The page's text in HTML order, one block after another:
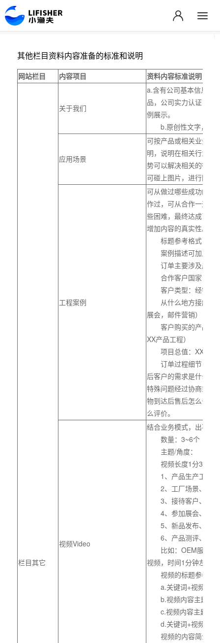
其他栏目资料内容准备的标准和说明
网站栏目 内容项目 资料内容标准说明
栏目其它
关于我们
a.含有公司基本信息，
品，公司实力认证，公
例展示。
b.原创性文字，高
应用场景
可按产品或相关业务应
明，说明在相关行业中
势可以解决相关的行业
可碰上图片，进行图文
工程案例
可从做过哪些成功的案
作过，可从合作一开始
些困难，最终达成了合
增加内容的真实性。
标题参考格式：
案例描述可加入内
订单主要涉及产品
合作客户国家：XX
客户类型：经销商
从什么地方接触到
展会，邮件营销）
客户购买的产品及
XX产品工程）
项目总值：XXX美
订单过程细节：开
后客户的需求是什么，
特殊问题经过协商或者
物到达后售后怎么去维
么评价。
视频Video
结合业务模式，出不同
数量：3~6个
主题/角度：
视频长度1分30~2
1、产品生产工艺、
2、工厂场景、航拍
3、接待客户、客户
4、参加展会、洽谈
5、新品发布、招商
6、产品测评、质量
比如：OEM服务，
视频，时间1分钟左右。
视频的标题参考组
a.关键词+视频内容
b.视频内容主题+关
c.视频内容主题+品
d.关键词+视频内容
视频的内容简介：